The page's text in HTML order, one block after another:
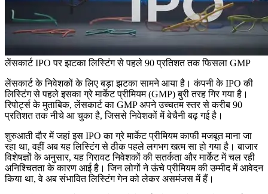
लेंसकार्ट IPO पर झटका लिस्टिंग से पहले 90 प्रतिशत तक फिसला GMP
लेंसकार्ट के निवेशकों के लिए बड़ा झटका सामने आया है। कंपनी के IPO की
लिस्टिंग से पहले इसका ग्रे मार्केट प्रीमियम (GMP) बुरी तरह गिर गया है।
रिपोर्ट्स के मुताबिक, लेंसकार्ट का GMP अपने उच्चतम स्तर से करीब 90
प्रतिशत तक नीचे आ चुका है, जिससे निवेशकों में बेचैनी बढ़ गई है।
शुरुआती दौर में जहां इस IPO का ग्रे मार्केट प्रीमियम काफी मजबूत माना जा
रहा था, वहीं अब यह लिस्टिंग से ठीक पहले लगभग खत्म सा हो गया है। बाजार
विशेषज्ञों के अनुसार, यह गिरावट निवेशकों की सतर्कता और मार्केट में चल रही
अनिश्चितता के कारण आई है। जिन लोगों ने ऊंचे प्रीमियम की उम्मीद में आवेदन
किया था, वे अब संभावित लिस्टिंग गेन को लेकर असमंजस में हैं।